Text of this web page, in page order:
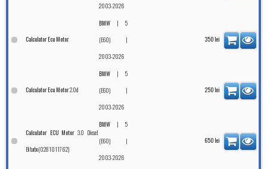
2003-2026
Calculator Ecu Motor
BMW |5
(E60) |
2003-2026
350 lei
Calculator Ecu Motor2.0d
BMW |5
(E60) |
2003-2026
250 lei
Calculator ECU Motor3.0 Diesel
Biturbo(0281011762)
BMW |5
(E60) |
2003-2026
650 lei